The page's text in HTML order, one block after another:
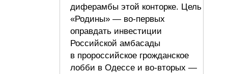
диферамбы этой конторке. Цель
«Родины» — во-первых
оправдать инвестиции
Российской амбасады
в пророссийское грожданское
лобби в Одессе и во-вторых —